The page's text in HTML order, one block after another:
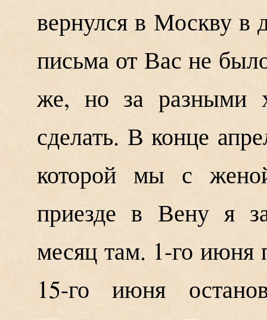
вернулся в Москву в
письма от Вас не
же, но за разными
сделать. В конце
которой мы с
приезде в Вену я
месяц там. 1-го июня
15-го июня